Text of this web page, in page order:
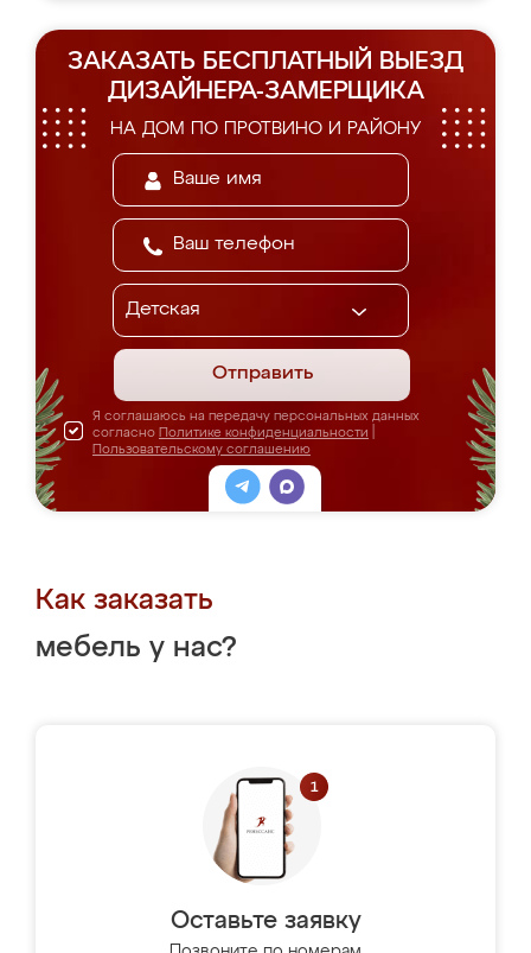
ЗАКАЗАТЬ БЕСПЛАТНЫЙ ВЫЕЗД
ДИЗАЙНЕРА-ЗАМЕРЩИКА
НА ДОМ ПО ПРОТВИНО И РАЙОНУ
Отправить
Я соглашаюсь на передачу персональных данных
согласно Политике конфиденциальности
Пользовательскому соглашению
Как заказать
мебель у нас?
Оставьте заявку